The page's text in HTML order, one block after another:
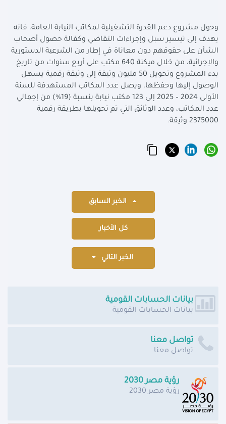
وحول مشروع دعم القدرة التشغيلية لمكاتب النيابة العامة، فانه
يهدف إلى تيسير سبل وإجراءات التقاضي وكفالة حصول أصحاب
الشأن على حقوقهم دون معاناة في إطار من الشرعية الدستورية
والإجرائية، من خلال ميكنة 640 مكتب على أربع سنوات من تاريخ
بدء المشروع وتحويل 50 مليون وثيقة إلى وثيقة رقمية يسهل
الوصول إليها وحفظها، ويصل عدد المكاتب المستهدفة للسنة
الأولى 2024 – 2025 إلى 123 مكتب نيابة بنسبة (19%) من إجمالي
عدد المكاتب، وعدد الوثائق التي تم تحويلها بطريقة رقمية
2375000 وثيقة
.
الخبر السابق
كل الأخبار
الخبر التالي
بيانات الحسابات القومية
بيانات الحسابات القومية
تواصل معنا
تواصل معنا
رؤية مصر 2030
رؤية مصر 2030